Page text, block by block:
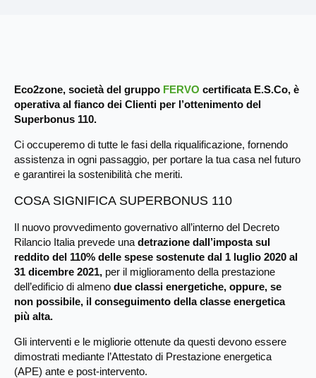
Eco2zone, società del gruppo FERVO certificata E.S.Co, è
operativa al fianco dei Clienti per l’ottenimento del
Superbonus 110.
Ci occuperemo di tutte le fasi della riqualificazione, fornendo
assistenza in ogni passaggio, per portare la tua casa nel futuro
e garantirei la sostenibilità che meriti.
COSA SIGNIFICA SUPERBONUS 110
Il nuovo provvedimento governativo all’interno del Decreto
Rilancio Italia prevede una detrazione dall’imposta sul
reddito del 110% delle spese sostenute dal 1 luglio 2020 al
31 dicembre 2021, per il miglioramento della prestazione
dell’edificio di almeno due classi energetiche, oppure, se
non possibile, il conseguimento della classe energetica
più alta.
Gli interventi e le migliorie ottenute da questi devono essere
dimostrati mediante l’Attestato di Prestazione energetica
(APE) ante e post-intervento.